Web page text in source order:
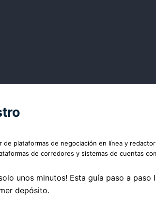
de plataformas de negociación en línea y
de corredores y sistemas de cuentas
unos minutos! Esta guía paso a
depósito.